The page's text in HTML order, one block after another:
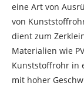
eine Art von
von
dient zum
Materialien wie
Kunststoffrohr in
mit hoher